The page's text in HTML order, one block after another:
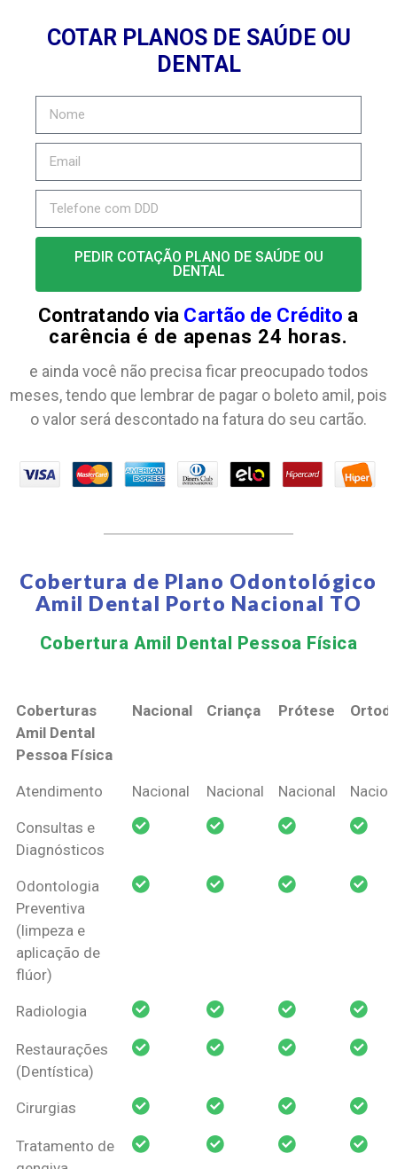
COTAR PLANOS DE SAÚDE OU
DENTAL
PEDIR COTAÇÃO PLANO DE SAÚDE OU
DENTAL
Contratando via Cartão de Crédito a
carência é de apenas 24 horas.
e ainda você não precisa ficar preocupado todos
meses, tendo que lembrar de pagar o boleto amil, pois
o valor será descontado na fatura do seu cartão.
Cobertura de Plano Odontológico
Amil Dental Porto Nacional TO
Cobertura Amil Dental Pessoa Física​
Coberturas
Amil Dental
Pessoa Física
Nacional Criança Prótese
Coberturas
Pessoa Física
Nacional Criança Prótese
Atendimento Nacional Nacional Nacional
Consultas e
Diagnósticos
Odontologia
Preventiva
(limpeza e
aplicação de
flúor)
Radiologia
Restaurações
(Dentística)
Cirurgias
Tratamento de